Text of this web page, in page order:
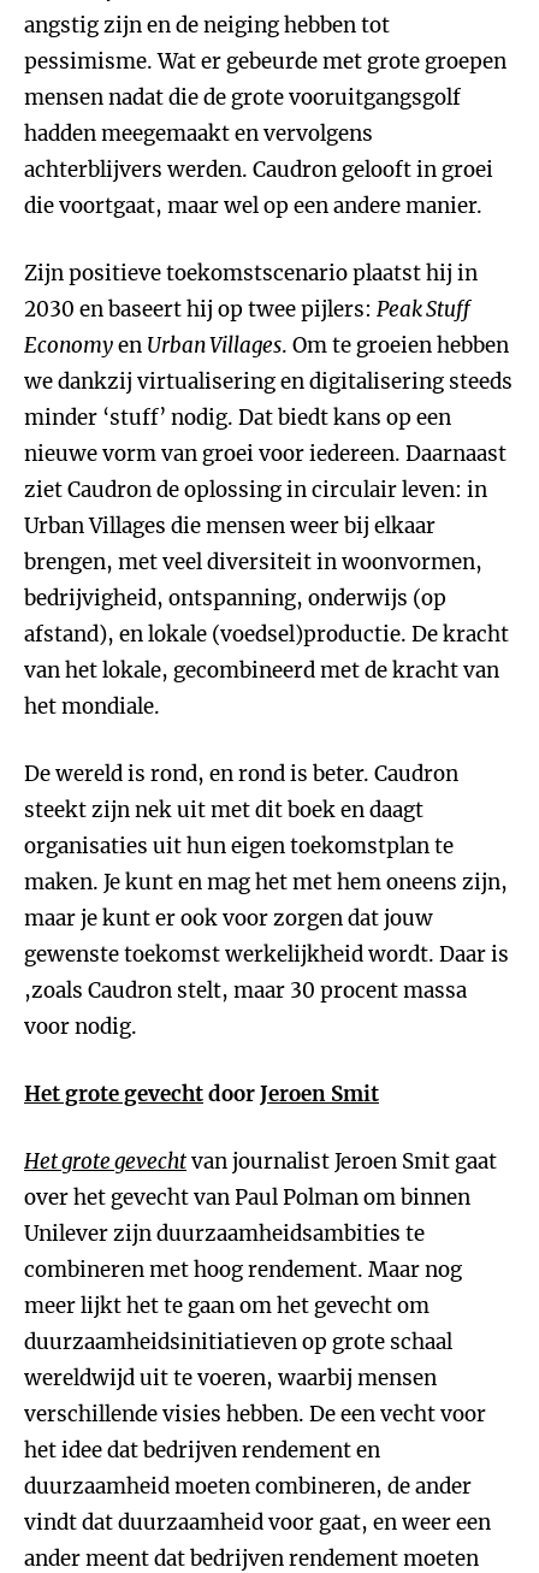
angstig zijn en de neiging hebben tot
pessimisme. Wat er gebeurde met grote groepen
mensen nadat die de grote vooruitgangsgolf
hadden meegemaakt en vervolgens
achterblijvers werden. Caudron gelooft in groei
die voortgaat, maar wel op een andere manier.
Zijn positieve toekomstscenario plaatst hij in
2030 en baseert hij op twee pijlers: Peak Stuff
Economyen Urban Villages. Om te groeien hebben
we dankzij virtualisering en digitalisering steeds
minder ‘stuff’ nodig. Dat biedt kans op een
nieuwe vorm van groei voor iedereen. Daarnaast
ziet Caudron de oplossing in circulair leven: in
Urban Villages die mensen weer bij elkaar
brengen, met veel diversiteit in woonvormen,
bedrijvigheid, ontspanning, onderwijs (op
afstand), en lokale (voedsel)productie. De kracht
van het lokale, gecombineerd met de kracht van
het mondiale.
De wereld is rond, en rond is beter. Caudron
steekt zijn nek uit met dit boek en daagt
organisaties uit hun eigen toekomstplan te
maken. Je kunt en mag het met hem oneens zijn,
maar je kunt er ook voor zorgen dat jouw
gewenste toekomst werkelijkheid wordt. Daar is
,zoals Caudron stelt, maar 30 procent massa
voor nodig.
Het grote gevechtdoorJeroen Smit
Het grote gevechtvan journalist Jeroen Smit gaat
over het gevecht van Paul Polman om binnen
Unilever zijn duurzaamheidsambities te
combineren met hoog rendement. Maar nog
meer lijkt het te gaan om het gevecht om
duurzaamheidsinitiatieven op grote schaal
wereldwijd uit te voeren, waarbij mensen
verschillende visies hebben. De een vecht voor
het idee dat bedrijven rendement en
duurzaamheid moeten combineren, de ander
vindt dat duurzaamheid voor gaat, en weer een
ander meent dat bedrijven rendement moeten